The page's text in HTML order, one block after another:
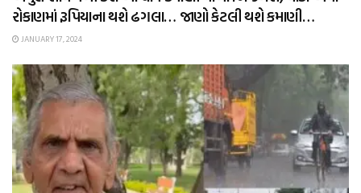
રોકાણમાં રૂપિયાના થશે ઢગલા… જાણો કેટલી થશે કમાણી…
JANUARY 17, 2024